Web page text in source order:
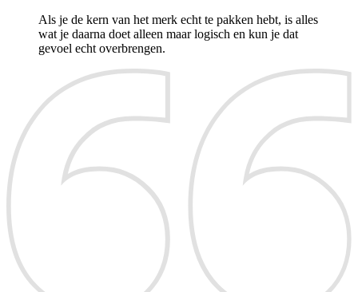
Als je de kern van het merk echt te pakken hebt, is alles
wat je daarna doet alleen maar logisch en kun je dat
gevoel echt overbrengen.